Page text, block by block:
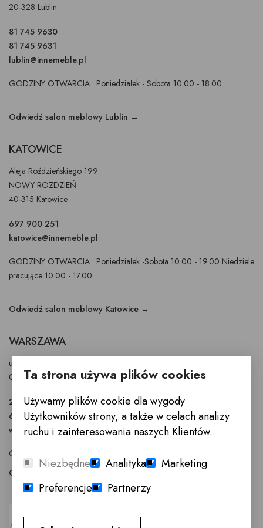
20-328 Lublin
81 745 9630
81 745 9631
lublin@innemeble.pl
GODZINY OTWARCIA : Poniedziałek - Sobota 10.00 - 18.00
Odwiedź salon meblowy Lublin →
KATOWICE
Aleja Roździeńskiego 199
NOWY ROZDZIEŃ
40-315 Katowice
697 900 251
katowice@innemeble.pl
GODZINY OTWARCIA : Poniedziałek -Sobota 10.00 - 19.00 Niedziele
pracujące 10.00 - 17.00
Odwiedź salon meblowy Katowice →
WARSZAWA
ul. Puławska 326 - budynek Enel-Med
02-819 Warszawa
22 855 40 97
601 777 299
warszawa@innemeble.pl
GODZINY OTWARCIA : Poniedziałek -Sobota 10.00 - 18.00
Odwiedź salon meblowy Warszawa →
Ta strona używa plików cookies
Używamy plików cookie dla wygody
Użytkowników strony, a także w celach analizy
ruchu i zainteresowania naszych Klientów.
Niezbędne Analityka
Marketing
Preferencje
Partnerzy